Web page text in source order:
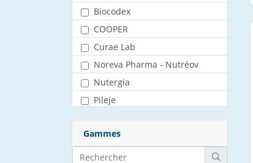
Biocodex
COOPER
Curae Lab
Noreva Pharma - Nutréov
Nutergia
Pileje
URGO HEATHCARE / OTC /
MEDICAL
totum
Gammes